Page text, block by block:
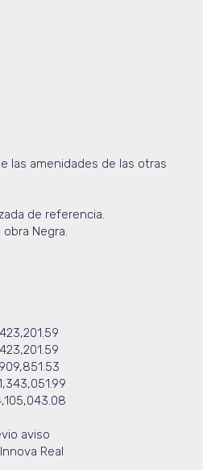
las amenidades de las otras
de referencia.
Negra.
aviso
Real